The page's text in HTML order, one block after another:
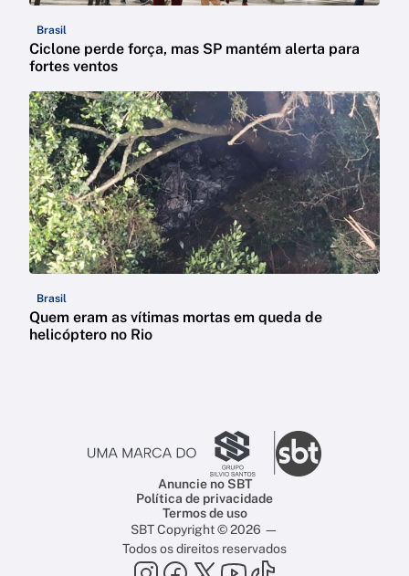
Brasil
Ciclone perde força, mas SP mantém alerta para
fortes ventos
Brasil
Quem eram as vítimas mortas em queda de
helicóptero no Rio
Anuncie no SBT
Política de privacidade
Termos de uso
SBT Copyright © 2026 —
Todos os direitos reservados